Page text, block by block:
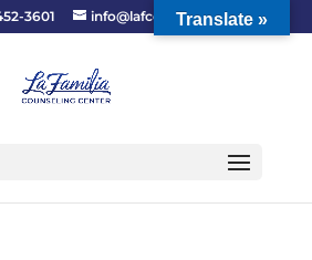
3601 info@lafcc.orgTranslate »